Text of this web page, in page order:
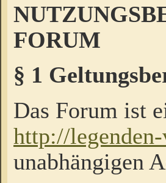
FORUM
§ 1
Das Forum ist
http://
unabhängigen